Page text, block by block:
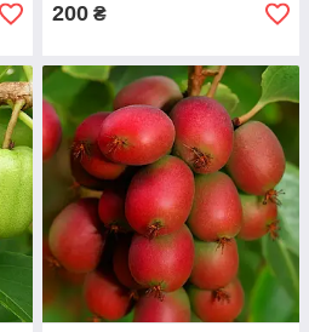
200 ₴